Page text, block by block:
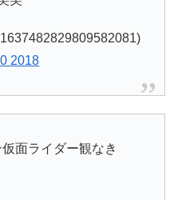
2018
面ライダー観なき